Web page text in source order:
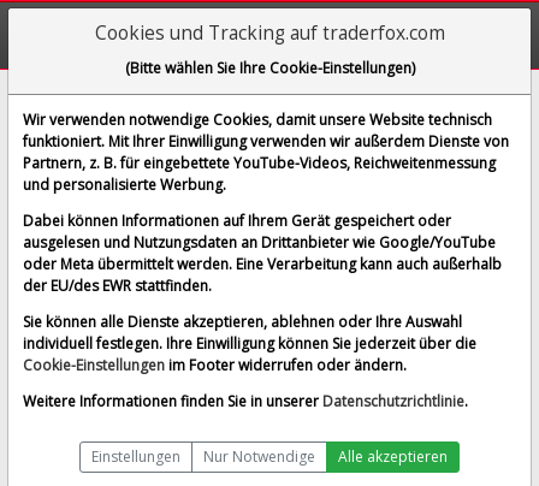
Mondelez International Inc.
[MDLZ | WKN A1J4U0 | ISIN US6092071058]
62,590 $ -0,25 %
Echtzeit-Aktienkurs vom 07.08.2026 um 19:59 Uhr
Echtzeit USD Splitbereinigt
Cookies und Tracking auf traderfox.com
(Bitte wählen Sie Ihre Cookie-Einstellungen)
Wir verwenden notwendige Cookies, damit unsere Website technisch
funktioniert. Mit Ihrer Einwilligung verwenden wir außerdem Dienste von
Partnern, z. B. für eingebettete YouTube-Videos, Reichweitenmessung
und personalisierte Werbung.
Dabei können Informationen auf Ihrem Gerät gespeichert oder
ausgelesen und Nutzungsdaten an Drittanbieter wie Google/YouTube
oder Meta übermittelt werden. Eine Verarbeitung kann auch außerhalb
der EU/des EWR stattfinden.
Sie können alle Dienste akzeptieren, ablehnen oder Ihre Auswahl
individuell festlegen. Ihre Einwilligung können Sie jederzeit über die
Cookie-Einstellungenim Footer widerrufen oder ändern.
Weitere Informationen finden Sie in unserer Datenschutzrichtlinie.
Einstellungen Nur Notwendige Alle akzeptieren